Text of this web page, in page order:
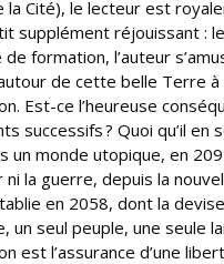
la Cité), le lecteur est
supplément réjouissant :
formation, l’auteur
de cette belle Terre à
Est-ce l’heureuse
successifs ? Quoi qu’il en
un monde utopique, en
ni la guerre, depuis la
en 2058, dont la
un seul peuple, une seule
est l’assurance d’une